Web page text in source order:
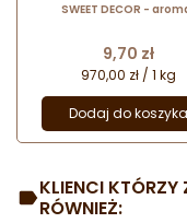
SWEET DECOR -
smak i zapach
Cena
9,70 zł
970,00 zł / 1 kg
Dodaj do koszyka
KLIENCI KTÓRZY
RÓWNIEŻ: